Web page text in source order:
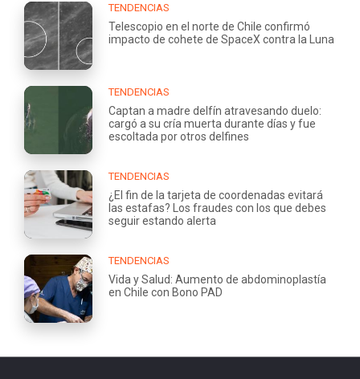
TENDENCIAS
Telescopio en el norte de Chile confirmó
impacto de cohete de SpaceX contra la Luna
TENDENCIAS
Captan a madre delfín atravesando duelo:
cargó a su cría muerta durante días y fue
escoltada por otros delfines
TENDENCIAS
¿El fin de la tarjeta de coordenadas evitará
las estafas? Los fraudes con los que debes
seguir estando alerta
TENDENCIAS
Vida y Salud: Aumento de abdominoplastía
en Chile con Bono PAD